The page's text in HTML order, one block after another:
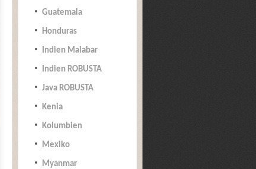
Guatemala
Honduras
Indien Malabar
Indien ROBUSTA
Java ROBUSTA
Kenia
Kolumbien
Mexiko
Myanmar